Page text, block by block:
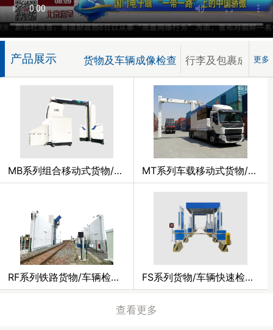
产品展示 货物及车辆成像检查 行李及包裹成像检
更多
MB系列组合移动式货物/车辆检查系统 MT系列车载移动式货物/车辆检查系统
RF系列铁路货物/车辆检查系统 FS系列货物/车辆快速检查系统
查看更多